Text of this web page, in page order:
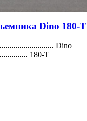
Dino 180-T
Dino
180-T